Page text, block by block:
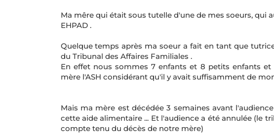
Ma mêre qui était sous tutelle d'une de mes soeurs, qui
EHPAD .
Quelque temps après ma soeur a fait en tant que
du Tribunal des Affaires Familiales .
En effet nous sommes 7 enfants et 8 petits enfants
mère l'ASH considérant qu'il y avait suffisamment de
Mais ma mère est décédée 3 semaines avant
cette aide alimentaire ... Et l'audience a été annulée (le
compte tenu du décès de notre mère)